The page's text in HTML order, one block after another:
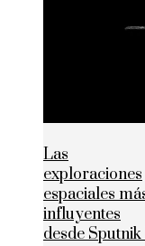
Las
exploraciones
espaciales
influyentes
desde Sputnik